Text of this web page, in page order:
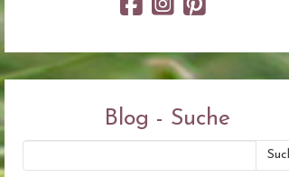
Blog - Suche